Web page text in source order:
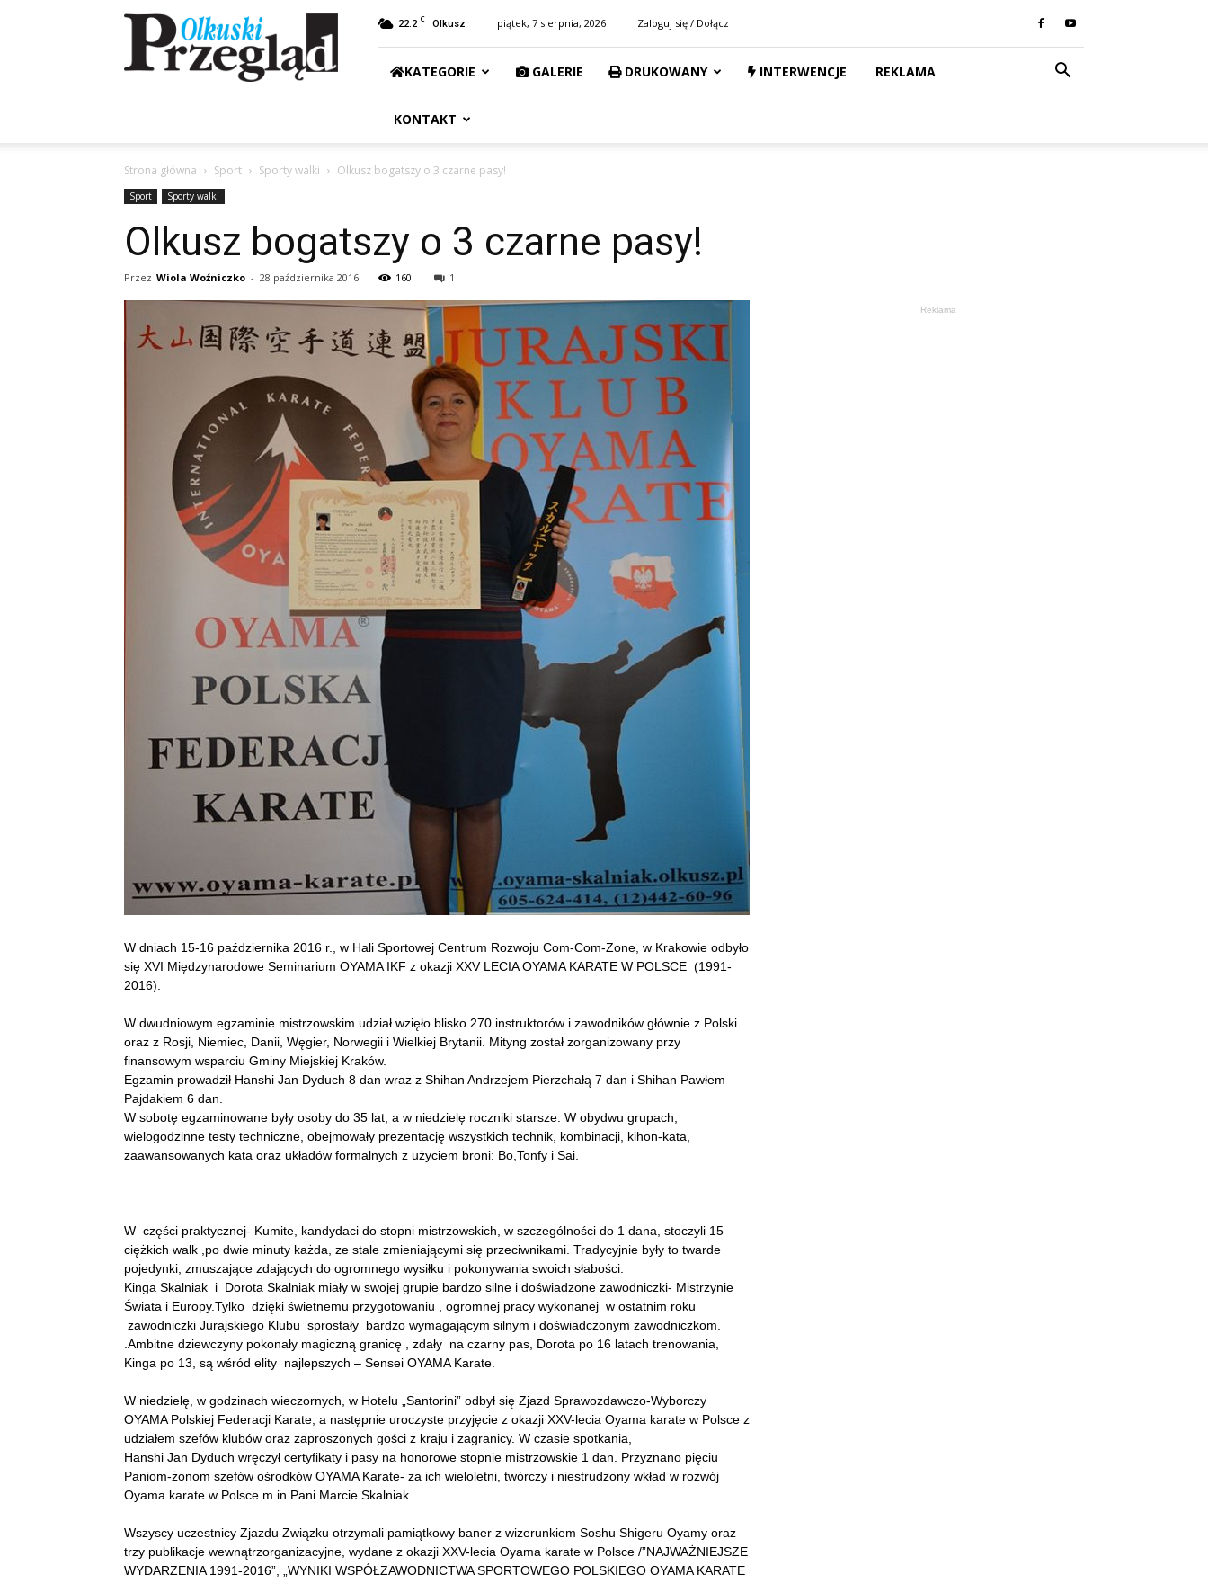
Przegląd
Olkuski
22.2 C Olkusz piątek, 7 sierpnia, 2026 Zaloguj się / Dołącz
KATEGORIE GALERIE DRUKOWANY INTERWENCJE REKLAMA
KONTAKT
Strona główna Sport Sporty walki Olkusz bogatszy o 3 czarne pasy!
Sport Sporty walki
Olkusz bogatszy o 3 czarne pasy!
Przez Wiola Woźniczko - 28 października 2016 160 1
W dniach 15-16 października 2016 r., w Hali Sportowej Centrum Rozwoju Com-Com-Zone, w Krakowie odbyło
się XVI Międzynarodowe Seminarium OYAMA IKF z okazji XXV LECIA OYAMA KARATE W POLSCE (1991-
2016).
W dwudniowym egzaminie mistrzowskim udział wzięło blisko 270 instruktorów i zawodników głównie z Polski
oraz z Rosji, Niemiec, Danii, Węgier, Norwegii i Wielkiej Brytanii. Mityng został zorganizowany przy
finansowym wsparciu Gminy Miejskiej Kraków.
Egzamin prowadził Hanshi Jan Dyduch 8 dan wraz z Shihan Andrzejem Pierzchałą 7 dan i Shihan Pawłem
Pajdakiem 6 dan.
W sobotę egzaminowane były osoby do 35 lat, a w niedzielę roczniki starsze. W obydwu grupach,
wielogodzinne testy techniczne, obejmowały prezentację wszystkich technik, kombinacji, kihon-kata,
zaawansowanych kata oraz układów formalnych z użyciem broni: Bo,Tonfy i Sai.
W części praktycznej- Kumite, kandydaci do stopni mistrzowskich, w szczególności do 1 dana, stoczyli 15
ciężkich walk ,po dwie minuty każda, ze stale zmieniającymi się przeciwnikami. Tradycyjnie były to twarde
pojedynki, zmuszające zdających do ogromnego wysiłku i pokonywania swoich słabości.
Kinga Skalniak i Dorota Skalniak miały w swojej grupie bardzo silne i doświadzone zawodniczki- Mistrzynie
Świata i Europy.Tylko dzięki świetnemu przygotowaniu , ogromnej pracy wykonanej w ostatnim roku
zawodniczki Jurajskiego Klubu sprostały bardzo wymagającym silnym i doświadczonym zawodniczkom.
.Ambitne dziewczyny pokonały magiczną granicę , zdały na czarny pas, Dorota po 16 latach trenowania,
Kinga po 13, są wśród elity najlepszych – Sensei OYAMA Karate.
W niedzielę, w godzinach wieczornych, w Hotelu „Santorini” odbył się Zjazd Sprawozdawczo-Wyborczy
OYAMA Polskiej Federacji Karate, a następnie uroczyste przyjęcie z okazji XXV-lecia Oyama karate w Polsce z
udziałem szefów klubów oraz zaproszonych gości z kraju i zagranicy. W czasie spotkania,
Hanshi Jan Dyduch wręczył certyfikaty i pasy na honorowe stopnie mistrzowskie 1 dan. Przyznano pięciu
Paniom-żonom szefów ośrodków OYAMA Karate- za ich wieloletni, twórczy i niestrudzony wkład w rozwój
Oyama karate w Polsce m.in.Pani Marcie Skalniak .
Wszyscy uczestnicy Zjazdu Związku otrzymali pamiątkowy baner z wizerunkiem Soshu Shigeru Oyamy oraz
trzy publikacje wewnątrzorganizacyjne, wydane z okazji XXV-lecia Oyama karate w Polsce /”NAJWAŻNIEJSZE
WYDARZENIA 1991-2016”, „WYNIKI WSPÓŁZAWODNICTWA SPORTOWEGO POLSKIEGO OYAMA KARATE
Reklama